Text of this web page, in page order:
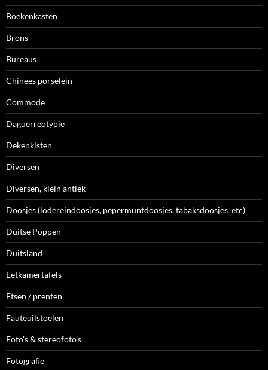
Boekenkasten
Brons
Bureaus
Chinees porselein
Commode
Daguerreotypie
Dekenkisten
Diversen
Diversen, klein antiek
Doosjes (lodereindoosjes, pepermuntdoosjes, tabaksdoosjes, etc)
Duitse Poppen
Duitsland
Eetkamertafels
Etsen / prenten
Fauteuilstoelen
Foto's & stereofoto's
Fotografie